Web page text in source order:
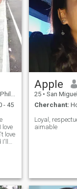
- 45
love
love
Apple
25 • San Miguel,
Cherchant:
Loyal,
aimable